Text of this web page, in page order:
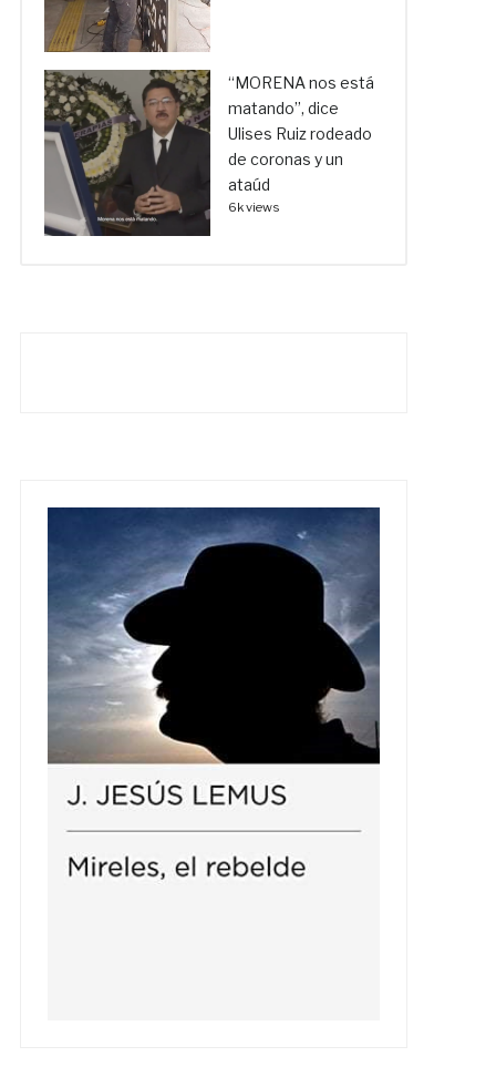
“MORENA nos está
matando”, dice
Ulises Ruiz rodeado
de coronas y un
ataúd
6k views